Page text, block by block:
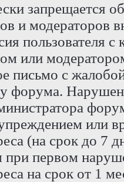
запрещается
и модераторов
или
письмо с
форума.
или
(на срок до 7
первом
на срок от 1